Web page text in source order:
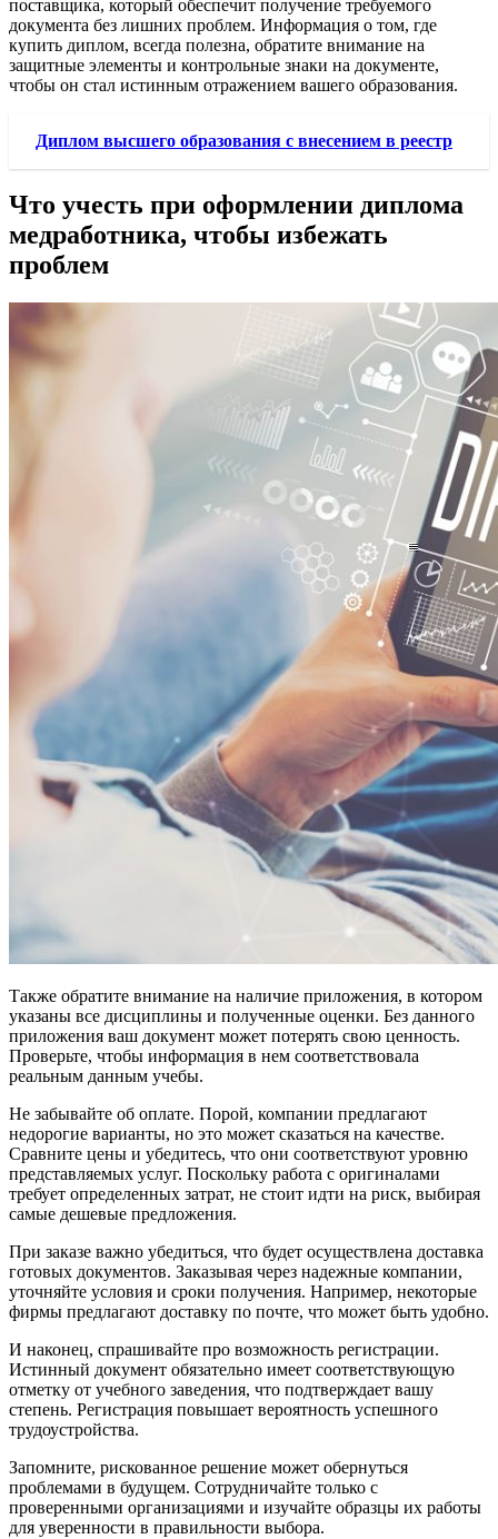
поставщика, который обеспечит получение требуемого
документа без лишних проблем. Информация о том, где
купить диплом, всегда полезна, обратите внимание на
защитные элементы и контрольные знаки на документе,
чтобы он стал истинным отражением вашего образования.
Диплом высшего образования с внесением в реестр
Что учесть при оформлении диплома
медработника, чтобы избежать
проблем
Также обратите внимание на наличие приложения, в котором
указаны все дисциплины и полученные оценки. Без данного
приложения ваш документ может потерять свою ценность.
Проверьте, чтобы информация в нем соответствовала
реальным данным учебы.
Не забывайте об оплате. Порой, компании предлагают
недорогие варианты, но это может сказаться на качестве.
Сравните цены и убедитесь, что они соответствуют уровню
представляемых услуг. Поскольку работа с оригиналами
требует определенных затрат, не стоит идти на риск, выбирая
самые дешевые предложения.
При заказе важно убедиться, что будет осуществлена доставка
готовых документов. Заказывая через надежные компании,
уточняйте условия и сроки получения. Например, некоторые
фирмы предлагают доставку по почте, что может быть удобно.
И наконец, спрашивайте про возможность регистрации.
Истинный документ обязательно имеет соответствующую
отметку от учебного заведения, что подтверждает вашу
степень. Регистрация повышает вероятность успешного
трудоустройства.
Запомните, рискованное решение может обернуться
проблемами в будущем. Сотрудничайте только с
проверенными организациями и изучайте образцы их работы
для уверенности в правильности выбора.